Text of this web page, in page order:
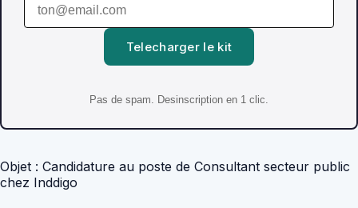
Telecharger le kit
Pas de spam. Desinscription en 1 clic.
Objet : Candidature au poste de Consultant secteur public
chez Inddigo